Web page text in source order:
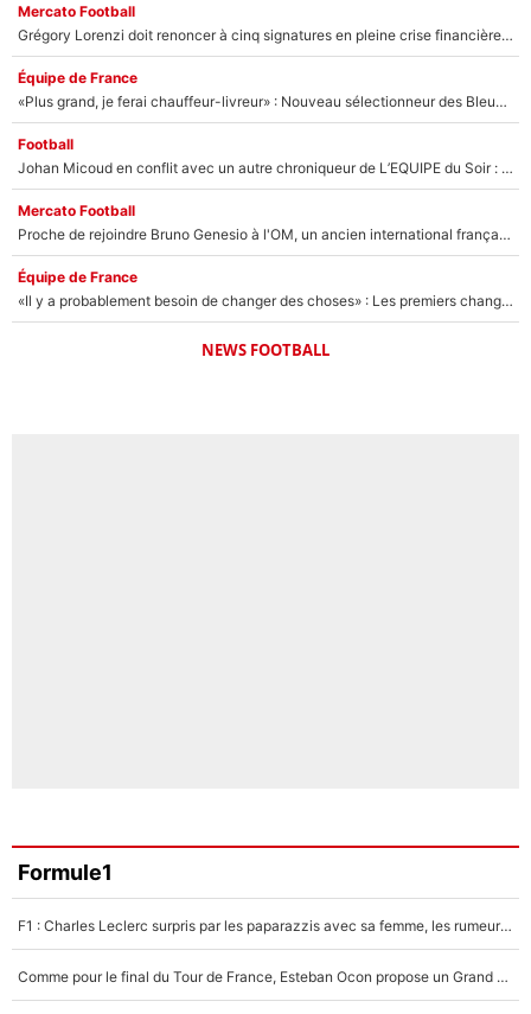
Mercato Football
Grégory Lorenzi doit renoncer à cinq signatures en pleine crise financière : L’IA propose sept noms à l’OM pour un mercato réussi... à seulement 5M€ !
Équipe de France
«Plus grand, je ferai chauffeur-livreur» : Nouveau sélectionneur des Bleus, Zinédine Zidane s’était imaginé un avenir très différent lorsqu'il était enfant
Football
Johan Micoud en conflit avec un autre chroniqueur de L’EQUIPE du Soir : «Pendant un moment, je ne les ai pas remis ensemble dans l'émission»
Mercato Football
Proche de rejoindre Bruno Genesio à l'OM, un ancien international français va finalement débarquer... sur RMC !
Équipe de France
«Il y a probablement besoin de changer des choses» : Les premiers changements de Zinedine Zidane en équipe de France sont révélés ?
NEWS FOOTBALL
Formule1
F1 : Charles Leclerc surpris par les paparazzis avec sa femme, les rumeurs étaient vraies !
Comme pour le final du Tour de France, Esteban Ocon propose un Grand Prix de Formule 1 à Paris : «Autour de l’Arc de Triomphe, ce serait génial» !